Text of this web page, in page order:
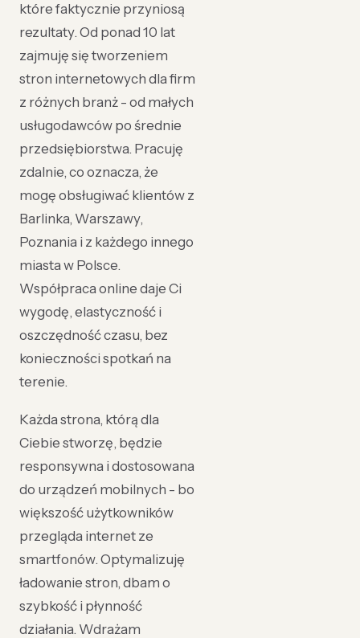
które faktycznie przyniosą
rezultaty. Od ponad 10 lat
zajmuję się tworzeniem
stron internetowych dla firm
z różnych branż - od małych
usługodawców po średnie
przedsiębiorstwa. Pracuję
zdalnie, co oznacza, że
mogę obsługiwać klientów z
Barlinka, Warszawy,
Poznania i z każdego innego
miasta w Polsce.
Współpraca online daje Ci
wygodę, elastyczność i
oszczędność czasu, bez
konieczności spotkań na
terenie.
Każda strona, którą dla
Ciebie stworzę, będzie
responsywna i dostosowana
do urządzeń mobilnych - bo
większość użytkowników
przegląda internet ze
smartfonów. Optymalizuję
ładowanie stron, dbam o
szybkość i płynność
działania. Wdrażam